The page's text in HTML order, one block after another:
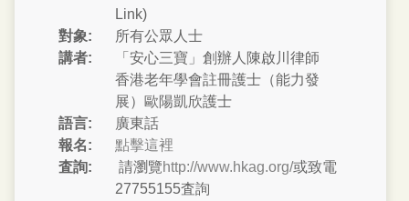
Link)
對象:
所有公眾人士
講者:
「安心三寶」創辦人陳啟川律師
香港老年學會註冊護士（能力發
展）歐陽凱欣護士
語言:
廣東話
報名:
點擊這裡
査詢:
請瀏覽http://www.hkag.org/或致電
27755155査詢